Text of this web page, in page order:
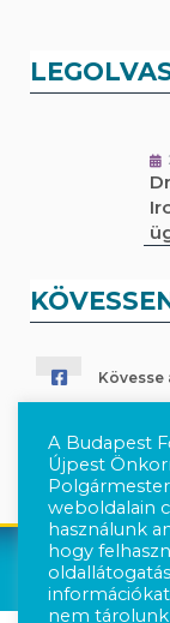
Követés
A Budapest
Újpest
weboldalain
használunk
hogy
nem